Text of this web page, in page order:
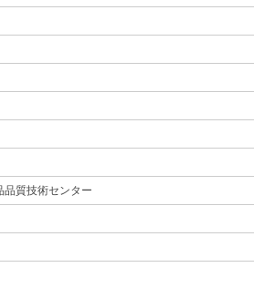
品質技術センター